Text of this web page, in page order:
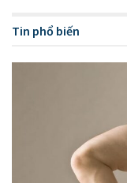
Tin phổ biến